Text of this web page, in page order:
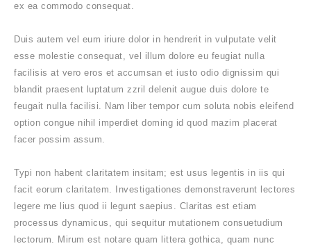
ex ea commodo consequat.
Duis autem vel eum iriure dolor in hendrerit in vulputate velit
esse molestie consequat, vel illum dolore eu feugiat nulla
facilisis at vero eros et accumsan et iusto odio dignissim qui
blandit praesent luptatum zzril delenit augue duis dolore te
feugait nulla facilisi. Nam liber tempor cum soluta nobis eleifend
option congue nihil imperdiet doming id quod mazim placerat
facer possim assum.
Typi non habent claritatem insitam; est usus legentis in iis qui
facit eorum claritatem. Investigationes demonstraverunt lectores
legere me lius quod ii legunt saepius. Claritas est etiam
processus dynamicus, qui sequitur mutationem consuetudium
lectorum. Mirum est notare quam littera gothica, quam nunc